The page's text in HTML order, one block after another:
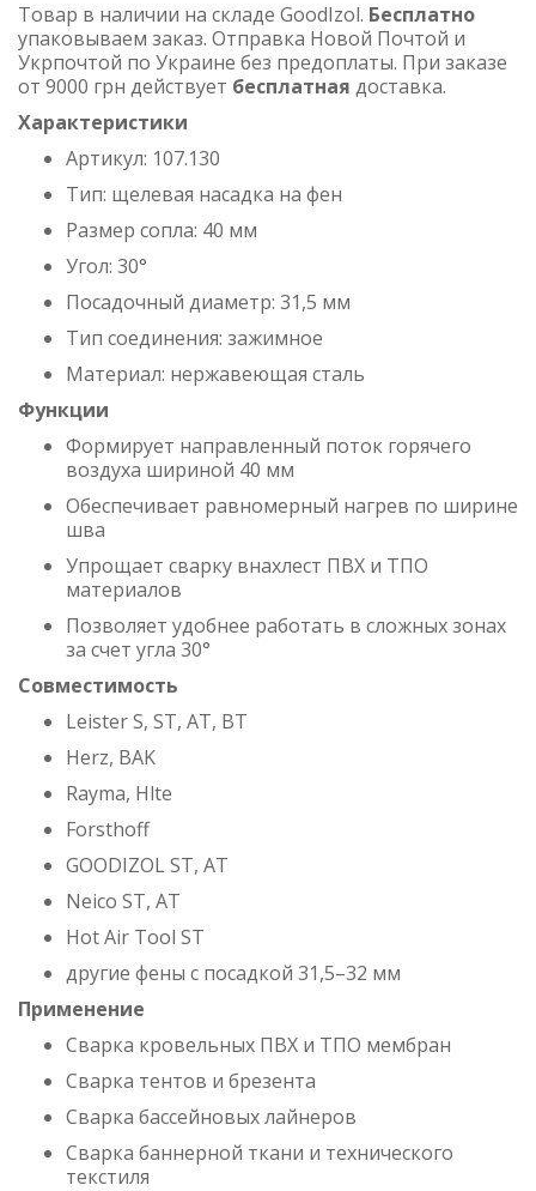
Товар в наличии на складе GoodIzol. Бесплатно
упаковываем заказ. Отправка Новой Почтой и
Укрпочтой по Украине без предоплаты. При заказе
от 9000 грн действует бесплатная доставка.
Характеристики
Артикул: 107.130
Тип: щелевая насадка на фен
Размер сопла: 40 мм
Угол: 30°
Посадочный диаметр: 31,5 мм
Тип соединения: зажимное
Материал: нержавеющая сталь
Функции
Формирует направленный поток горячего
воздуха шириной 40 мм
Обеспечивает равномерный нагрев по ширине
шва
Упрощает сварку внахлест ПВХ и ТПО
материалов
Позволяет удобнее работать в сложных зонах
за счет угла 30°
Совместимость
Leister S, ST, AT, BT
Herz, BAK
Rayma, Hlte
Forsthoff
GOODIZOL ST, AT
Neico ST, AT
Hot Air Tool ST
другие фены с посадкой 31,5–32 мм
Применение
Сварка кровельных ПВХ и ТПО мембран
Сварка тентов и брезента
Сварка бассейновых лайнеров
Сварка баннерной ткани и технического
текстиля